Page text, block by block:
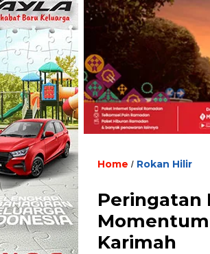
Home / Rokan Hilir
Peringatan
Karimah